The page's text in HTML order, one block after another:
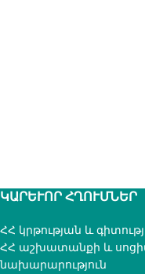
ԿԱՐԵՒՈՐ ՀՂՈՒՄՆԵՐ
ՀՀ կրթության և
ՀՀ աշխատանքի և
նախարարություն